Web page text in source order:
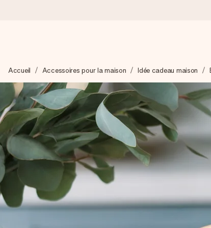
Nous préparons votre cadeau avec attention et
4,9 (sur la base de +15 000 avis)
Nos cadeaux sont appréciés. Les clients nous
Carte de vœux gratuite
Créez quelque chose d’unique en quelques étapes –
Accueil Accessoires pour la maison Idée cadeau maison